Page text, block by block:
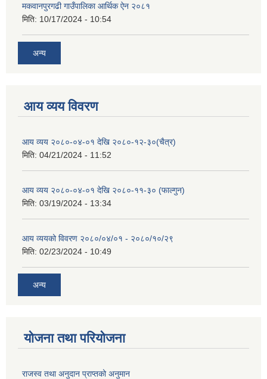
मकवानपुरगढी गाउँपालिका आर्थिक ‌‌‌ऐन २०८१
मिति: 10/17/2024 - 10:54
अन्य
आय व्यय विवरण
आय व्यय २०८०-०४-०१ देखि २०८०-१२-३०(चैत्र)
मिति: 04/21/2024 - 11:52
आय व्यय २०८०-०४-०१ देखि २०८०-११-३० (फाल्गुन)
मिति: 03/19/2024 - 13:34
आय व्ययको विवरण २०८०/०४/०१ - २०८०/१०/२९
मिति: 02/23/2024 - 10:49
अन्य
योजना तथा परियोजना
राजस्व तथा अनुदान प्राप्तको अनुमान